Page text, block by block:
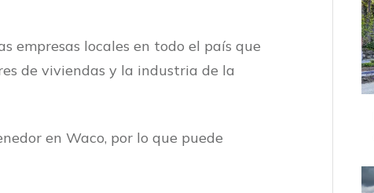
empresas locales en todo el país que
de viviendas y la industria de la
en Waco, por lo que puede